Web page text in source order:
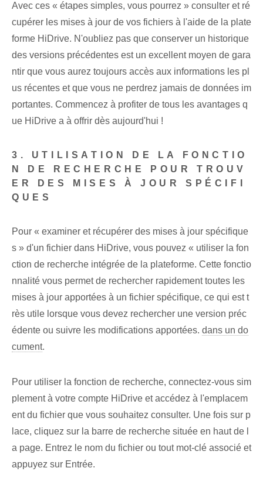
Avec ces « étapes simples, vous pourrez » consulter et ré
cupérer les mises à jour de vos fichiers à l'aide de la plate
forme HiDrive. N'oubliez pas que conserver un historique
des versions précédentes est un excellent moyen de gara
ntir que vous aurez toujours accès aux informations les pl
us récentes et que vous ne perdrez jamais de données im
portantes. Commencez à profiter de tous les avantages q
ue ⁢HiDrive a à offrir dès aujourd'hui !
3. UTILISATION DE LA FONCTIO
N DE RECHERCHE POUR TROUV
ER DES MISES À JOUR SPÉCIFI
QUES
Pour « examiner et récupérer des mises à jour spécifique
s » d'un fichier dans HiDrive, vous pouvez « utiliser la fon
ction de recherche intégrée de la plateforme. Cette fonctio
nnalité vous permet de rechercher rapidement toutes les
mises à jour apportées à un fichier spécifique, ce qui est t
rès utile lorsque vous devez rechercher une version préc
édente ou suivre les modifications apportées. dans un do
cument.
Pour utiliser la fonction de recherche, connectez-vous sim
plement à votre compte HiDrive et accédez à l'emplacem
ent du fichier que vous souhaitez consulter. Une fois sur p
lace, cliquez sur la barre de recherche située en haut de l
a page. Entrez le nom du fichier ou tout mot-clé associé et
appuyez sur Entrée.